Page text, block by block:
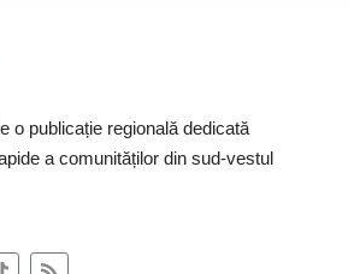
o publicație regională dedicată
a comunităților din sud-vestul